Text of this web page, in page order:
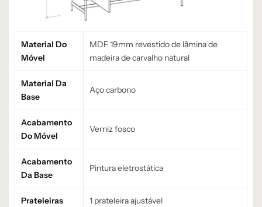
Material Do
Móvel
MDF 19mm revestido de lâmina de
madeira de carvalho natural
Material Da
Base
Aço carbono
Acabamento
Do Móvel
Verniz fosco
Acabamento
Da Base
Pintura eletrostática
Prateleiras 1 prateleira ajustável